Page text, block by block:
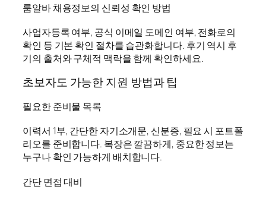
룸알바 채용정보의 신뢰성 확인 방법
사업자등록 여부, 공식 이메일 도메인 여부, 전화로의
확인 등 기본 확인 절차를 습관화합니다. 후기 역시 후
기의 출처와 구체적 맥락을 함께 확인하세요.
초보자도 가능한 지원 방법과 팁
필요한 준비물 목록
이력서 1부, 간단한 자기소개문, 신분증, 필요 시 포트폴
리오를 준비합니다. 복장은 깔끔하게, 중요한 정보는
누구나 확인 가능하게 배치합니다.
간단 면접 대비